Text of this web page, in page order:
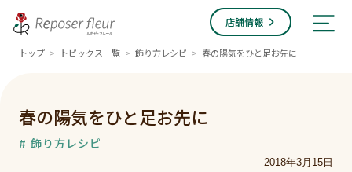
店舗情報
トップ > トピックス一覧 > 飾り方レシピ > 春の陽気をひと足お先に
春の陽気をひと足お先に
# 飾り方レシピ
2018年3月15日